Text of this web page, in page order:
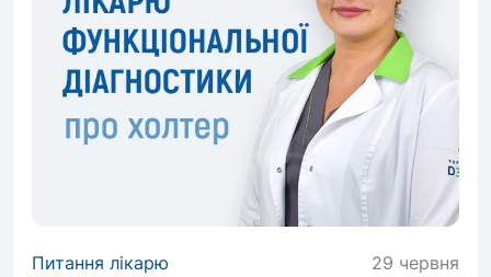
Питання лікарю 29 червня